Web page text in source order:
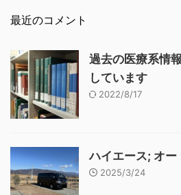
最近のコメント
過去の医療系情
しています
2022/8/17
ハイエース; オー
2025/3/24